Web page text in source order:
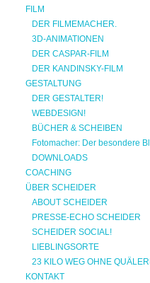
FILM
DER FILMEMACHER.
3D-ANIMATIONEN
DER CASPAR-FILM
DER KANDINSKY-FILM
GESTALTUNG
DER GESTALTER!
WEBDESIGN!
BÜCHER & SCHEIBEN
Fotomacher: Der besondere
DOWNLOADS
COACHING
ÜBER SCHEIDER
ABOUT SCHEIDER
PRESSE-ECHO SCHEIDER
SCHEIDER SOCIAL!
LIEBLINGSORTE
23 KILO WEG OHNE
KONTAKT